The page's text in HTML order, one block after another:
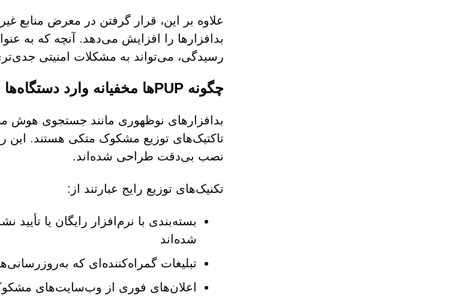
بدافزارها را افزایش می‌دهد. آنچه که
رسیدگی، می‌تواند به مشکلات امنیتی
چگونه PUPها مخفیانه وارد دستگاه‌ها می‌شوند
تاکتیک‌های توزیع مشکوک متکی هستند. این
نصب بی‌دقت طراحی شده‌اند.
تکنیک‌های توزیع رایج عبارتند از:
بسته‌بندی با نرم‌افزار رایگان یا
شده‌اند
تبلیغات گمراه‌کننده‌ای که
اعلان‌های فوری از وب‌سایت‌های